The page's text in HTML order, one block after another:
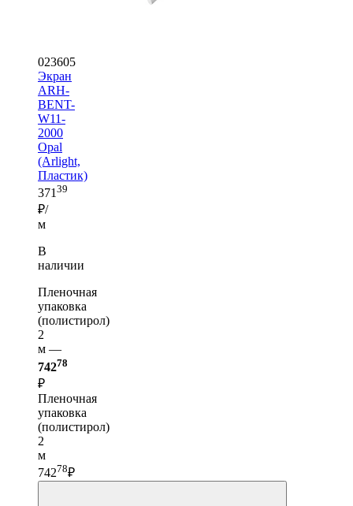
023605
Экран
ARH-
BENT-
W11-
2000
Opal
(Arlight,
Пластик)
371 39
₽/
м
В
наличии
Пленочная
упаковка
(полистирол)
2
м —
74278
₽
Пленочная
упаковка
(полистирол)
2
м
74278₽